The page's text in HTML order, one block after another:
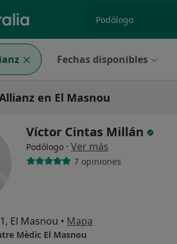
especialidad,
Fechas disponibles
en El Masnou
Víctor Cintas Millán
Podólogo · Ver más
7 opiniones
El Masnou • Mapa
Mèdic El Masnou